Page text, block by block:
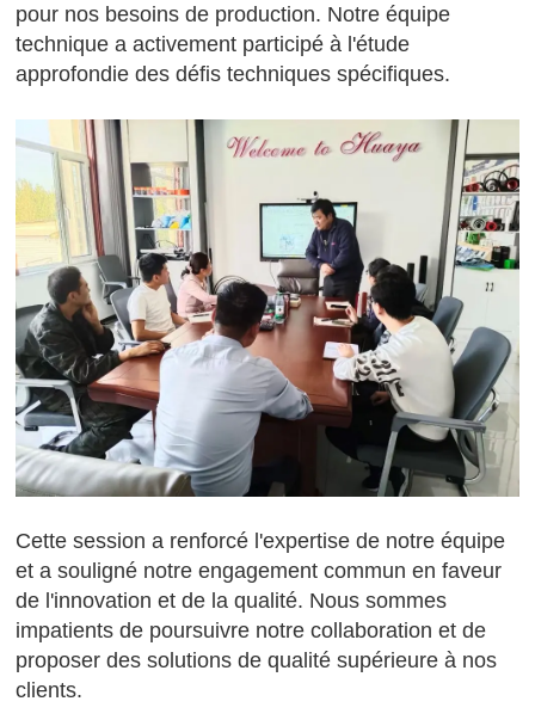
pour nos besoins de production. Notre équipe
technique a activement participé à l'étude
approfondie des défis techniques spécifiques.
Cette session a renforcé l'expertise de notre équipe
et a souligné notre engagement commun en faveur
de l'innovation et de la qualité. Nous sommes
impatients de poursuivre notre collaboration et de
proposer des solutions de qualité supérieure à nos
clients.